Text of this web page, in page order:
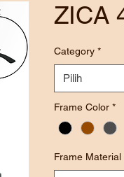
ZICA
Category *
Pilih
Frame Color *
Frame Material